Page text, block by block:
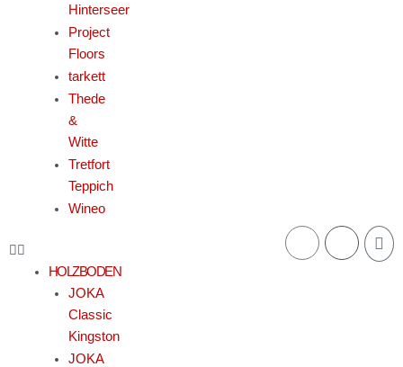
Hinterseer
Project
Floors
tarkett
Thede
&
Witte
Tretfort
Teppich
Wineo
HOLZBODEN
JOKA
Classic
Kingston
JOKA